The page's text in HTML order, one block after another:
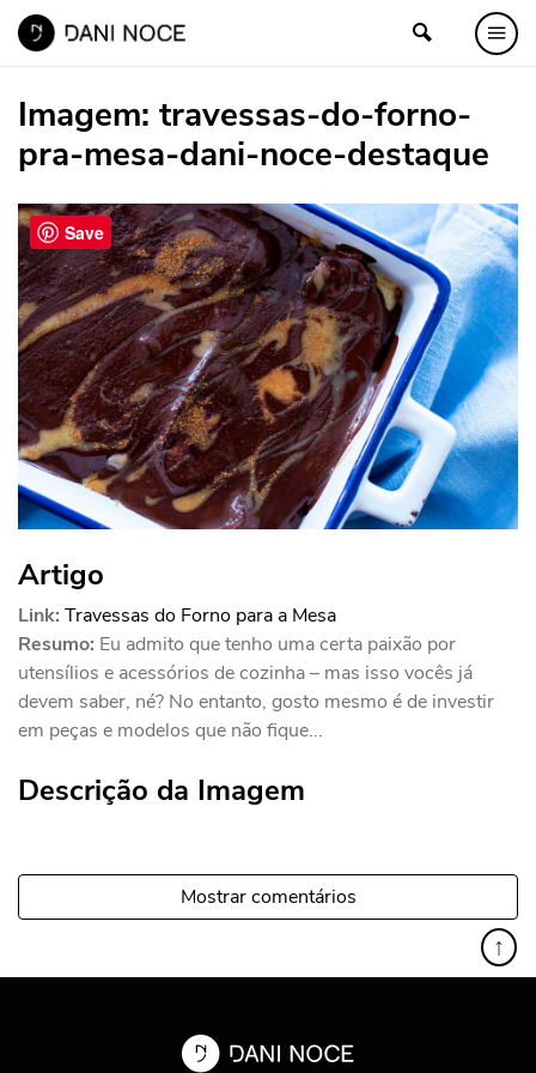
Imagem: travessas-do-forno-
pra-mesa-dani-noce-destaque
Artigo
Link: Travessas do Forno para a Mesa
Resumo: Eu admito que tenho uma certa paixão por
utensílios e acessórios de cozinha – mas isso vocês já
devem saber, né? No entanto, gosto mesmo é de investir
em peças e modelos que não fique...
Descrição da Imagem
Mostrar comentários
↑
Save